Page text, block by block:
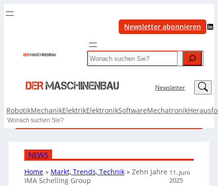
Newsletter abonnieren LinkedIn
Search
Newsletter LinkedIn
RobotikMechanikElektrikElektronikSoftwareMechatronik
Search
NEWS
Home» Markt, Trends, Technik» Zehn Jahre
IMA Schelling Group
11. Juni
2025